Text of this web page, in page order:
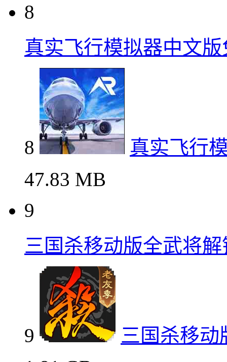
8
真实飞行模拟器中文
8
真实飞行
47.83 MB
9
三国杀移动版全武将
9
三国杀移动